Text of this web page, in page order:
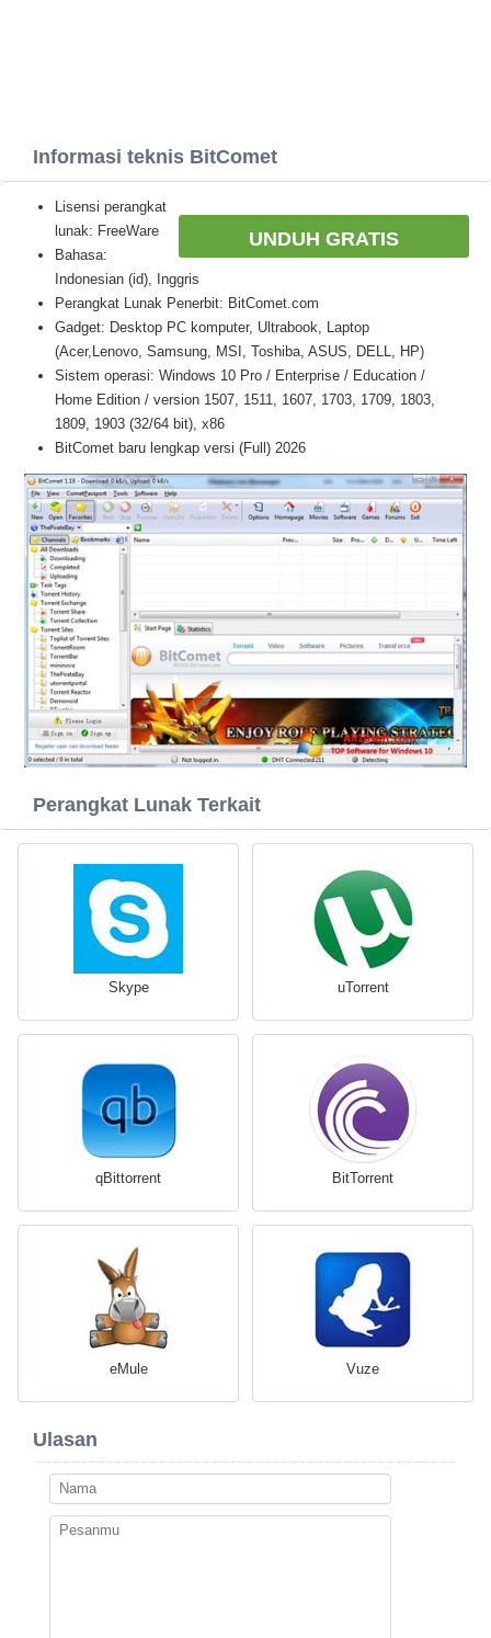
Informasi teknis BitComet
UNDUH GRATIS
Lisensi perangkat
lunak: FreeWare
Bahasa:
Indonesian (id), Inggris
Perangkat Lunak Penerbit: BitComet.com
Gadget: Desktop PC komputer, Ultrabook, Laptop
(Acer,Lenovo, Samsung, MSI, Toshiba, ASUS, DELL, HP)
Sistem operasi: Windows 10 Pro / Enterprise / Education /
Home Edition / version 1507, 1511, 1607, 1703, 1709, 1803,
1809, 1903 (32/64 bit), x86
BitComet baru lengkap versi (Full) 2026
Perangkat Lunak Terkait
Skype uTorrent
qBittorrent BitTorrent
eMule Vuze
Ulasan